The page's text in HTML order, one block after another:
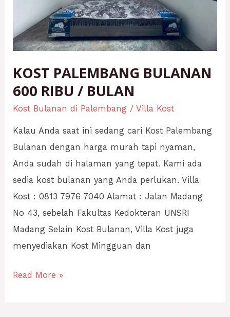
KOST PALEMBANG BULANAN
600 RIBU / BULAN
Kost Bulanan di Palembang /Villa Kost
Kalau Anda saat ini sedang cari Kost Palembang
Bulanan dengan harga murah tapi nyaman,
Anda sudah di halaman yang tepat. Kami ada
sedia kost bulanan yang Anda perlukan. Villa
Kost : 0813 7976 7040 Alamat : Jalan Madang
No 43, sebelah Fakultas Kedokteran UNSRI
Madang Selain Kost Bulanan, Villa Kost juga
menyediakan Kost Mingguan dan
Read More »